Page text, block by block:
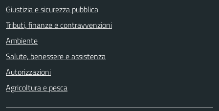
Giustizia e sicurezza pubblica
Tributi, finanze e contravvenzioni
Ambiente
Salute, benessere e assistenza
Autorizzazioni
Agricoltura e pesca